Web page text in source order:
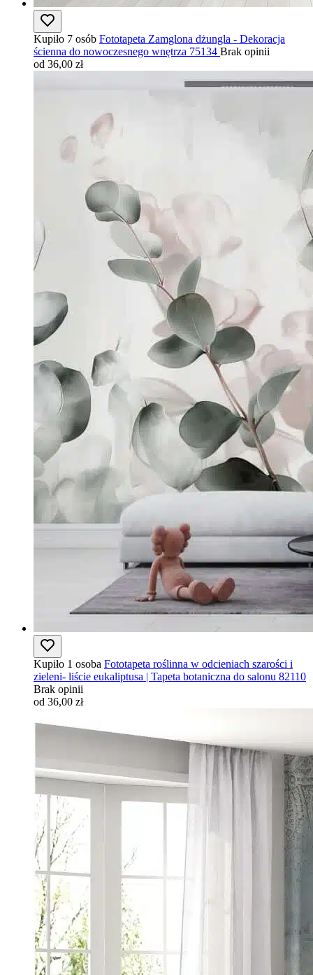
Kupiło 7 osób Fototapeta Zamglona dżungla - Dekoracja
ścienna do nowoczesnego wnętrza 75134 Brak opinii
od 36,00 zł
Kupiło 1 osoba Fototapeta roślinna w odcieniach szarości i
zieleni- liście eukaliptusa | Tapeta botaniczna do salonu 82110
Brak opinii
od 36,00 zł